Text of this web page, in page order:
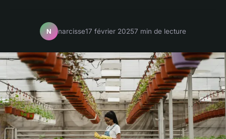
N narcisse17 février 20257 min de lecture